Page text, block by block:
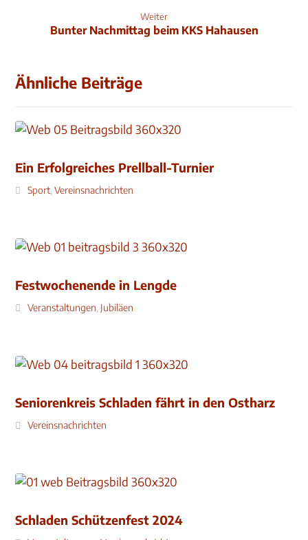
Weiter
Bunter Nachmittag beim KKS Hahausen
Ähnliche Beiträge
Ein Erfolgreiches Prellball-Turnier
Sport,Vereinsnachrichten
Festwochenende in Lengde
Veranstaltungen, Jubiläen
Seniorenkreis Schladen fährt in den Ostharz
Vereinsnachrichten
Schladen Schützenfest 2024